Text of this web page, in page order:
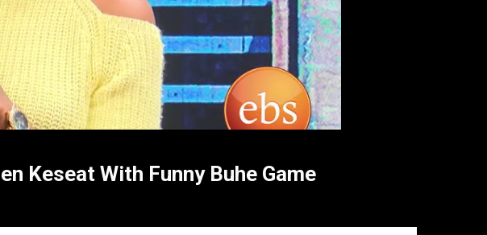
With Funny Buhe Game